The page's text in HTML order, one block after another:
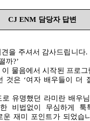
CJ ENM 담당자 답변
을 주셔서 감사드립니다.
까?’
이 물음에서 시작된 프로
것은 ‘여자 배우들이 더
로 유명했던 라미란 배우
한 비법없이 무심하게
재미 포인트가 되었습